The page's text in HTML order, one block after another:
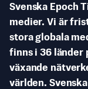
Svenska Epoch
medier. Vi är
stora globala
finns i 36 länder
växande
världen.